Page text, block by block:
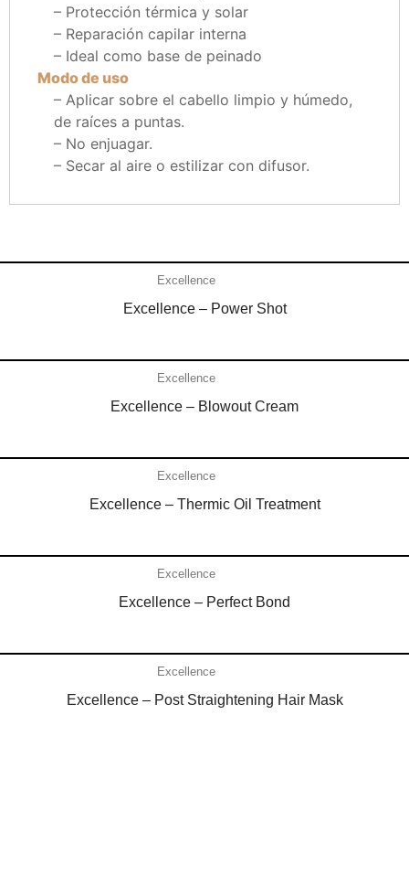
– Protección térmica y solar
– Reparación capilar interna
– Ideal como base de peinado
Modo de uso
– Aplicar sobre el cabello limpio y húmedo,
de raíces a puntas.
– No enjuagar.
– Secar al aire o estilizar con difusor.
Excellence
Excellence – Power Shot
Excellence
Excellence – Blowout Cream
Excellence
Excellence – Thermic Oil Treatment
Excellence
Excellence – Perfect Bond
Excellence
Excellence – Post Straightening Hair Mask